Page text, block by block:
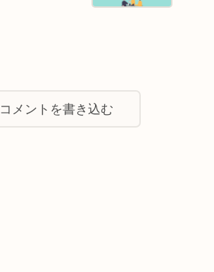
コメントを書き込む